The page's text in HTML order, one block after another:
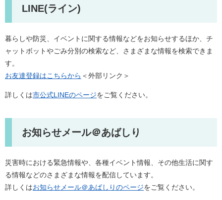
LINE(ライン)
暮らしや防災、イベントに関する情報などをお知らせするほか、チ
ャットボットやごみ分別の検索など、さまざまな情報を検索できま
す。
お友達登録はこちらから ＜外部リンク＞
詳しくは市公式LINEのページをご覧ください。
お知らせメール＠あばしり
災害時における緊急情報や、各種イベント情報、その他生活に関す
る情報などのさまざまな情報を配信しています。
詳しくはお知らせメール＠あばしりのページをご覧ください。